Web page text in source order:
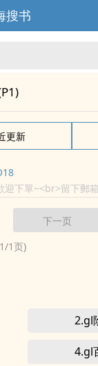
搜书
更新
迎下單~<br>留下郵
送郵件後，會在48
下一页
/1页)
2.gl
4.gl